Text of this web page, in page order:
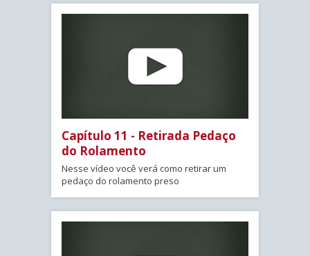
Capítulo 11 - Retirada Pedaço
do Rolamento
Nesse vídeo você verá como retirar um
pedaço do rolamento preso